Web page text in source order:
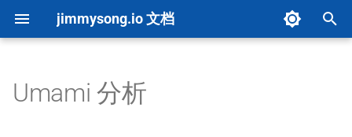
jimmysong.io 文档
文档首页
内容创建
总览
内容分析
环境设置
PDF 图书导出器
图片上传
jimmysong.io（Hugo 站点）
AI 决策栏测试
Umami 分析